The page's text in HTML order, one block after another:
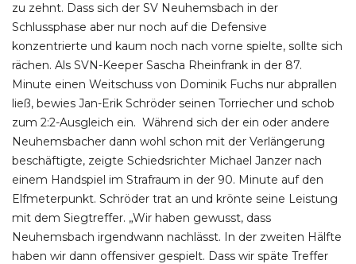
zu zehnt. Dass sich der SV Neuhemsbach in der
Schlussphase aber nur noch auf die Defensive
konzentrierte und kaum noch nach vorne spielte, sollte sich
rächen. Als SVN-Keeper Sascha Rheinfrank in der 87.
Minute einen Weitschuss von Dominik Fuchs nur abprallen
ließ, bewies Jan-Erik Schröder seinen Torriecher und schob
zum 2:2-Ausgleich ein. Während sich der ein oder andere
Neuhemsbacher dann wohl schon mit der Verlängerung
beschäftigte, zeigte Schiedsrichter Michael Janzer nach
einem Handspiel im Strafraum in der 90. Minute auf den
Elfmeterpunkt. Schröder trat an und krönte seine Leistung
mit dem Siegtreffer. „Wir haben gewusst, dass
Neuhemsbach irgendwann nachlässt. In der zweiten Hälfte
haben wir dann offensiver gespielt. Dass wir späte Treffer